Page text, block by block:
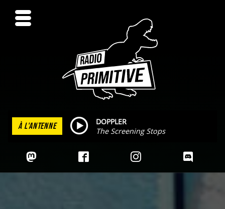
À L'ANTENNE
DOPPLER
The Screening Stops